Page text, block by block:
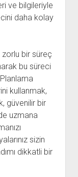
ve bilgileriyle
daha kolay
zorlu bir süreç
bu süreci
kullanmak,
güvenilir bir
uzmana
sizin
dikkatli bir